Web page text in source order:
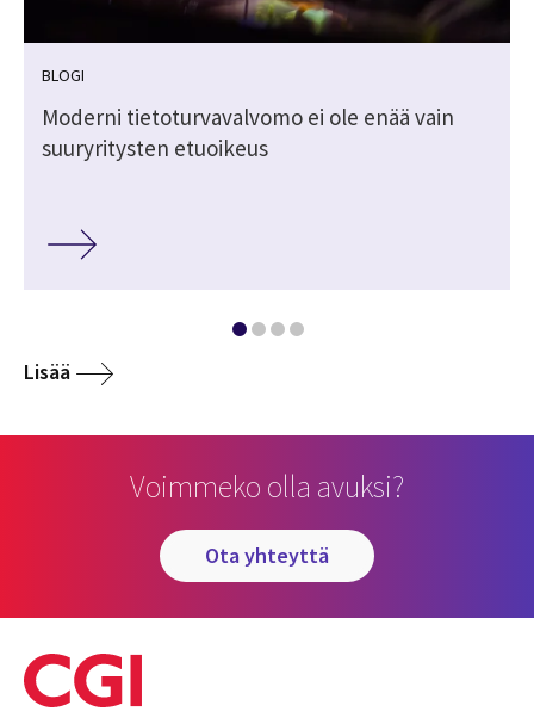
BLOGI
Moderni tietoturvavalvomo ei ole enää vain
suuryritysten etuoikeus
Lisää
Voimmeko olla avuksi?
ota yhteyttä